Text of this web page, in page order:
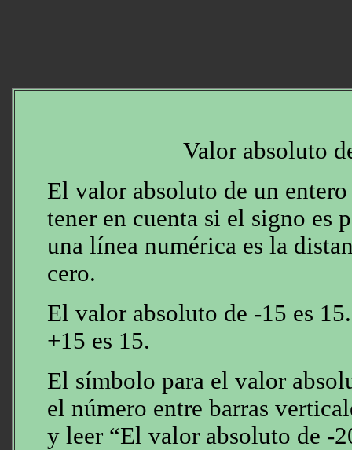
Valor absoluto
El valor absoluto de un
tener en cuenta si el signo es
una línea numérica es la
cero.
El valor absoluto de -15 es
+15 es 15.
El símbolo para el valor
el número entre barras
y leer “El valor absoluto de -